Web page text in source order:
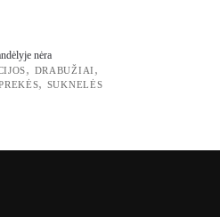
nėra
, DRABUŽIAI ,
, SUKNELĖS